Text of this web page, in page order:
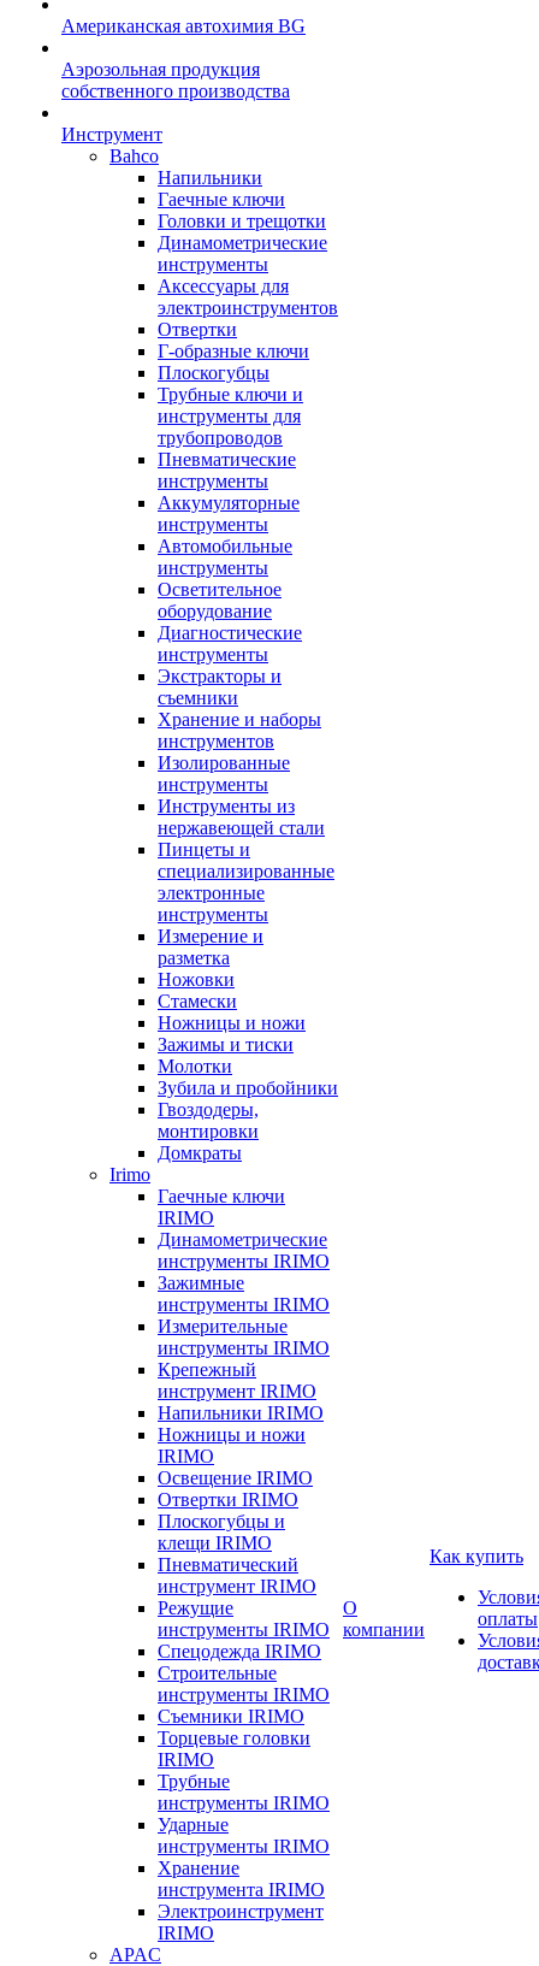
Американская автохимия BG
Аэрозольная продукция
собственного производства
Инструмент
Bahco
Напильники
Гаечные ключи
Головки и трещотки
Динамометрические
инструменты
Аксессуары для
электроинструментов
Отвертки
Г-образные ключи
Плоскогубцы
Трубные ключи и
инструменты для
трубопроводов
Пневматические
инструменты
Аккумуляторные
инструменты
Автомобильные
инструменты
Осветительное
оборудование
Диагностические
инструменты
Экстракторы и
съемники
Хранение и наборы
инструментов
Изолированные
инструменты
Инструменты из
нержавеющей стали
Пинцеты и
специализированные
электронные
инструменты
Измерение и
разметка
Ножовки
Стамески
Ножницы и ножи
Зажимы и тиски
Молотки
Зубила и пробойники
Гвоздодеры,
монтировки
Домкраты
Irimo
Гаечные ключи
IRIMO
Динамометрические
инструменты IRIMO
Зажимные
инструменты IRIMO
Измерительные
инструменты IRIMO
Крепежный
инструмент IRIMO
Напильники IRIMO
Ножницы и ножи
IRIMO
Освещение IRIMO
Отвертки IRIMO
Плоскогубцы и
клещи IRIMO
Пневматический
инструмент IRIMO
Режущие
инструменты IRIMO
Спецодежда IRIMO
Строительные
инструменты IRIMO
Съемники IRIMO
Торцевые головки
IRIMO
Трубные
инструменты IRIMO
Ударные
инструменты IRIMO
Хранение
инструмента IRIMO
Электроинструмент
IRIMO
APAC
О
компании
Как купить
оплаты